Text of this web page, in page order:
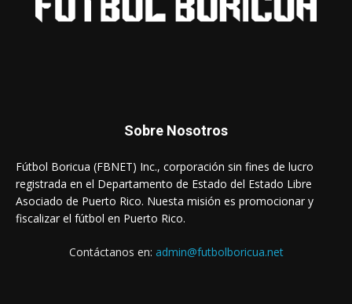
Sobre Nosotros
Fútbol Boricua (FBNET) Inc., corporación sin fines de lucro
registrada en el Departamento de Estado del Estado Libre
Asociado de Puerto Rico. Nuesta misión es promocionar y
fiscalizar el fútbol en Puerto Rico.
Contáctanos en: admin@futbolboricua.net